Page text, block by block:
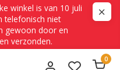
winkel is van 10 juli
telefonisch niet
gewoon door en
verzonden.
0